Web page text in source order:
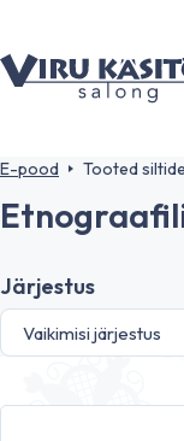
E-pood Tooted
Järjestus